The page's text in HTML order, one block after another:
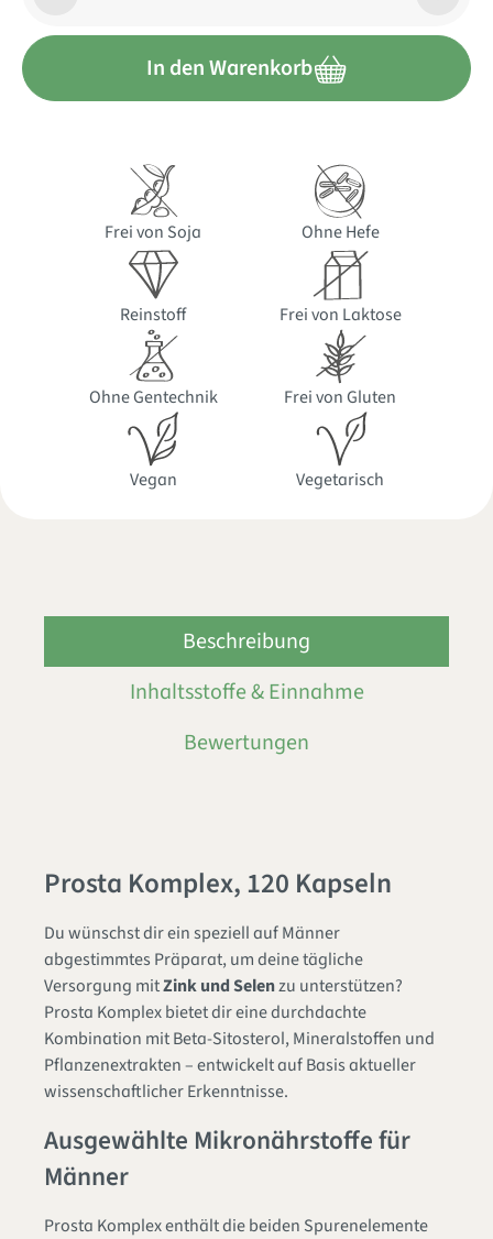
In den Warenkorb
Frei von Soja Ohne Hefe
Reinstoff Frei von Laktose
Ohne Gentechnik Frei von Gluten
Vegan Vegetarisch
Beschreibung
Inhaltsstoffe & Einnahme
Bewertungen
Prosta Komplex, 120 Kapseln
Du wünschst dir ein speziell auf Männer
abgestimmtes Präparat, um deine tägliche
Versorgung mitZink und Selenzu unterstützen?
Prosta Komplex bietet dir eine durchdachte
Kombination mit Beta-Sitosterol, Mineralstoffen und
Pflanzenextrakten – entwickelt auf Basis aktueller
wissenschaftlicher Erkenntnisse.
Ausgewählte Mikronährstoffe für
Männer
Prosta Komplex enthält die beiden Spurenelemente